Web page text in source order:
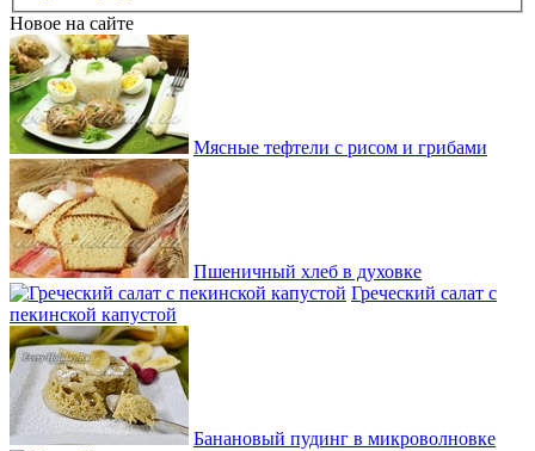
Новое на сайте
Мясные тефтели с рисом и грибами
Пшеничный хлеб в духовке
Греческий салат с
пекинской капустой
Банановый пудинг в микроволновке